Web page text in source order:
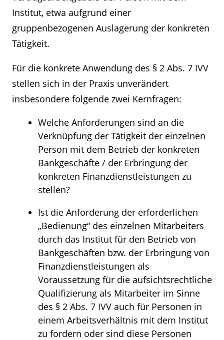
Institut, etwa aufgrund einer
gruppenbezogenen Auslagerung der konkreten
Tätigkeit.
Für die konkrete Anwendung des § 2 Abs. 7 IVV
stellen sich in der Praxis unverändert
insbesondere folgende zwei Kernfragen:
Welche Anforderungen sind an die
Verknüpfung der Tätigkeit der einzelnen
Person mit dem Betrieb der konkreten
Bankgeschäfte / der Erbringung der
konkreten Finanzdienstleistungen zu
stellen?
Ist die Anforderung der erforderlichen
„Bedienung“ des einzelnen Mitarbeiters
durch das Institut für den Betrieb von
Bankgeschäften bzw. der Erbringung von
Finanzdienstleistungen als
Voraussetzung für die aufsichtsrechtliche
Qualifizierung als Mitarbeiter im Sinne
des § 2 Abs. 7 IVV auch für Personen in
einem Arbeitsverhältnis mit dem Institut
zu fordern oder sind diese Personen